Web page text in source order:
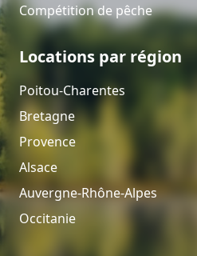
Compétition de pêche
Locations par région
Poitou-Charentes
Bretagne
Provence
Alsace
Auvergne-Rhône-Alpes
Occitanie